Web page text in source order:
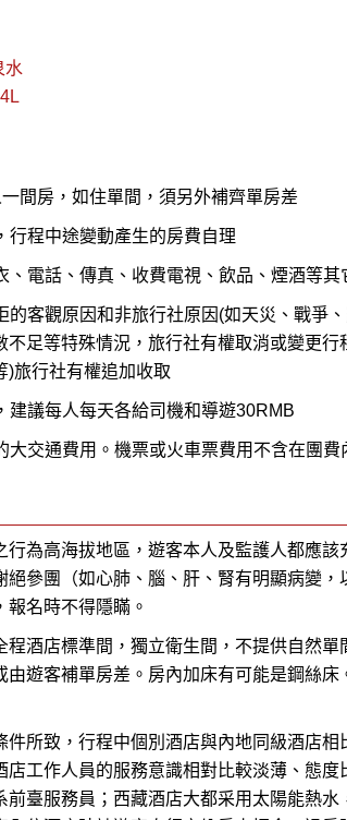
水
間房，如住單間，須另外補齊單房差
行程中途變動產生的房費自理
、電話、傳真、收費電視、飲品、煙酒等其
的客觀原因和非旅行社原因(如天災、戰爭
不足等特殊情況，旅行社有權取消或變更
)旅行社有權追加收取
建議每人每天各給司機和導遊30RMB
大交通費用。機票或火車票費用不含在團
行為高海拔地區，遊客本人及監護人都應
絕參團（如心肺、腦、肝、腎有明顯病變
名時不得隱瞞。
程酒店標準間，獨立衛生間，不提供自然
由遊客補單房差。房內加床有可能是鋼絲
件所致，行程中個別酒店與內地同級酒店
店工作人員的服務意識相對比較淡薄、態
前臺服務員；西藏酒店大都采用太陽能熱